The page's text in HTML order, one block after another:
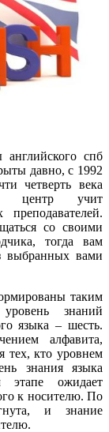
спб
давно, с 1992
четверть века
центр учит
со своими
тогда вам
выбранных вами
таким
знаний
языка – шесть.
алфавита,
тех, кто уровнем
знания языка
ожидает
к носителю. По
и знание